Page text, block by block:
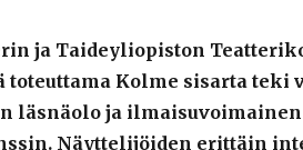
ja Taideyliopiston
toteuttama Kolme sisarta
läsnäolo ja
Näyttelijöiden erittäin